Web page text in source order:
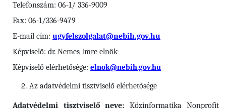
Telefonszám: 06-1/ 336-9009
Fax: 06-1/336-9479
E-mail cím: ugyfelszolgalat@nebih.gov.hu
Képviselő: dr. Nemes Imre elnök
Képviselő elérhetősége: elnok@nebih.gov.hu
Az adatvédelmi tisztviselő elérhetősége
Adatvédelmi tisztviselő neve: Közinformatika Nonprofit